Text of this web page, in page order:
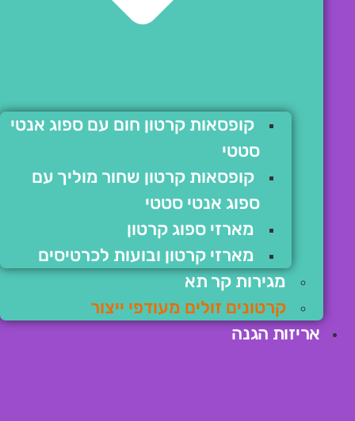
קופסאות קרטון חום עם ספוג אנטי
סטטי
קופסאות קרטון שחור מוליך עם
ספוג אנטי סטטי
מארזי ספוג קרטון
מארזי קרטון ובועות לכרטיסים
מגירות קר תא
קרטונים זולים מעודפי ייצור
אריזות הגנה